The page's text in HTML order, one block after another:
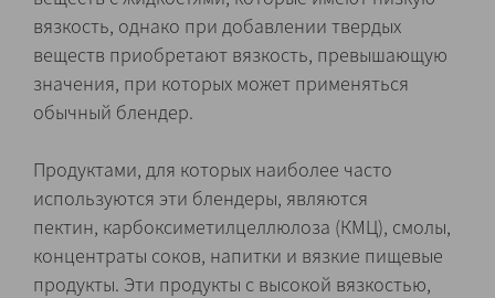
вязкость, однако при добавлении твердых
веществ приобретают вязкость, превышающую
значения, при которых может применяться
обычный блендер.
Продуктами, для которых наиболее часто
используются эти блендеры, являются
пектин, карбоксиметилцеллюлоза (КМЦ), смолы,
концентраты соков, напитки и вязкие пищевые
продукты. Эти продукты с высокой вязкостью,